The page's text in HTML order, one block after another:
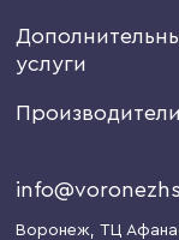
услуги
Производители
Воронеж, ТЦ